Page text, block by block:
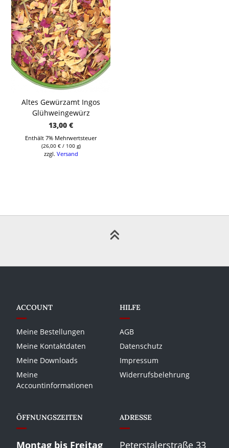
Altes Gewürzamt Ingos
Glühweingewürz
13,00€
Enthält 7% Mehrwertsteuer
(26,00 €/ 100 g)
zzgl. Versand
ACCOUNT
Meine Bestellungen
Meine Kontaktdaten
Meine Downloads
Meine
Accountinformationen
HILFE
AGB
Datenschutz
Impressum
Widerrufsbelehrung
ÖFFNUNGSZEITEN
Montag bis Freitag
ADRESSE
Peterstalerstraße 33